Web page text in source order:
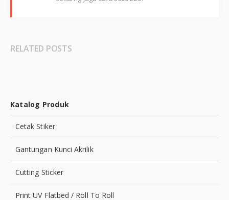
RELATED POSTS
Katalog Produk
Cetak Stiker
Gantungan Kunci Akrilik
Cutting Sticker
Print UV Flatbed / Roll To Roll